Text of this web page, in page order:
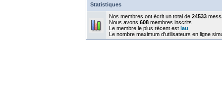
Statistiques
Nos membres ont écrit un total de 24533
Nous avons 608 membres inscrits
Le membre le plus récent est lau
Le nombre maximum d'utilisateurs en ligne